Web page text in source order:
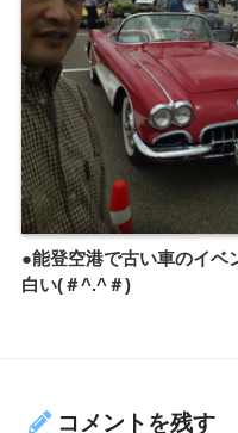
●能登空港で古い車のイ
白い(＃^.^＃)
コメントを残す